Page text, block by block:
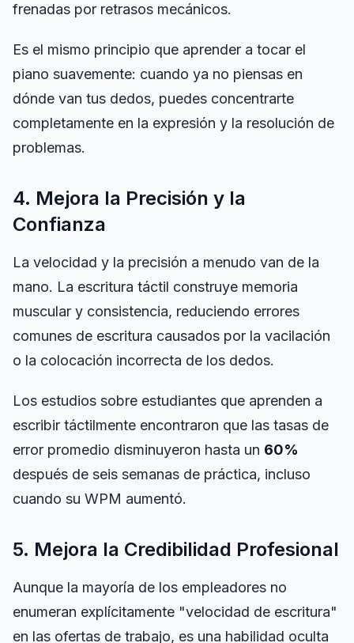
frenadas por retrasos mecánicos.
Es el mismo principio que aprender a tocar el
piano suavemente: cuando ya no piensas en
dónde van tus dedos, puedes concentrarte
completamente en la expresión y la resolución de
problemas.
4. Mejora la Precisión y la
Confianza
La velocidad y la precisión a menudo van de la
mano. La escritura táctil construye memoria
muscular y consistencia, reduciendo errores
comunes de escritura causados por la vacilación
o la colocación incorrecta de los dedos.
Los estudios sobre estudiantes que aprenden a
escribir táctilmente encontraron que las tasas de
error promedio disminuyeron hasta un 60%
después de seis semanas de práctica, incluso
cuando su WPM aumentó.
5. Mejora la Credibilidad Profesional
Aunque la mayoría de los empleadores no
enumeran explícitamente "velocidad de escritura"
en las ofertas de trabajo, es una habilidad oculta